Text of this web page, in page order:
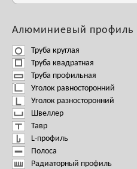
Алюминиевый профиль
Труба круглая
Труба квадратная
Труба профильная
Уголок равносторонний
Уголок разносторонний
Швеллер
Тавр
L-профиль
Полоса
Радиаторный профиль